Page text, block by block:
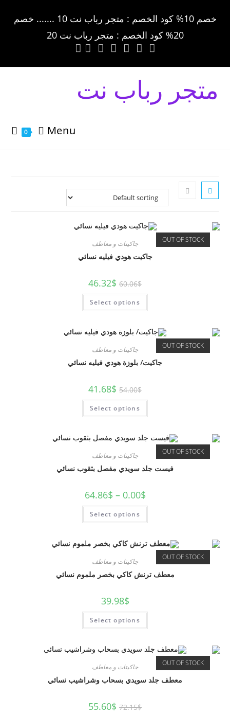
خصم 10% كود الخصم : متجر رباب نت 10 ....... خصم
20% كود الخصم : متجر رباب نت 20
متجر رباب نت
0 Menu
OUT OF STOCK جاكيتات و معاطف
جاكيت هودي فيليه نسائي
60.06$
46.32$
Select options
OUT OF STOCK جاكيتات و معاطف
جاكيت/ بلوزة هودي فيليه نسائي
54.00$
41.68$
Select options
OUT OF STOCK جاكيتات و معاطف
فيست جلد سويدي مفصل بثقوب نسائي
0.00$
–
64.86$
Select options
OUT OF STOCK جاكيتات و معاطف
معطف ترنش كاكي بخصر ملموم نسائي
39.98$
Select options
OUT OF STOCK جاكيتات و معاطف
معطف جلد سويدي بسحاب وشراشيب نسائي
72.15$
55.60$